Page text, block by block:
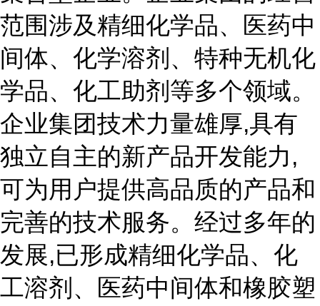
范围涉及精细化学品、医药中
间体、化学溶剂、特种无机化
学品、化工助剂等多个领域。
企业集团技术力量雄厚,具有
独立自主的新产品开发能力,
可为用户提供高品质的产品和
完善的技术服务。经过多年的
发展,已形成精细化学品、化
工溶剂、医药中间体和橡胶塑